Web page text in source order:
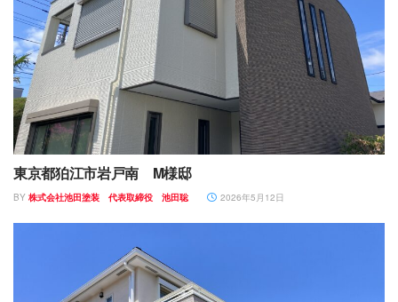
東京都狛江市岩戸南 M様邸
BY 株式会社池田塗装 代表取締役 池田聡 2026年5月12日